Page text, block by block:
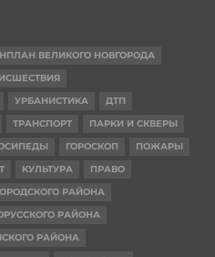
ВЕЛИКОГО НОВГОРОДА
УРБАНИСТИКА
ДТП
ТРАНСПОРТ
ПАРКИ И СКВЕРЫ
ГОРОСКОП
ПОЖАРЫ
КУЛЬТУРА
ПРАВО
РАЙОНА
РАЙОНА
РАЙОНА